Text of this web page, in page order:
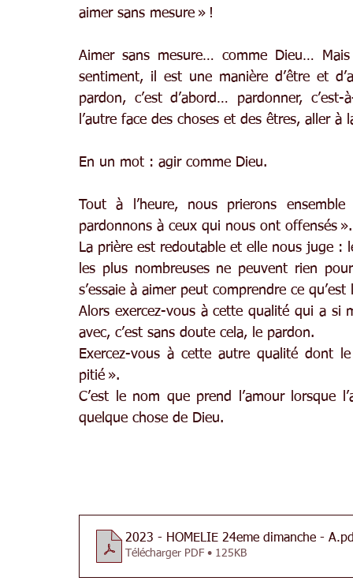
aimer sans mesure » !
Aimer sans mesure… comme Dieu…
sentiment, il est une manière d’être et
pardon, c’est d’abord… pardonner,
l’autre face des choses et des êtres, aller
En un mot : agir comme Dieu.
Tout à l’heure, nous prierons
pardonnons à ceux qui nous ont offensés ».
La prière est redoutable et elle nous juge :
les plus nombreuses ne peuvent rien
s’essaie à aimer peut comprendre ce qu’est
Alors exercez-vous à cette qualité qui a si
avec, c’est sans doute cela, le pardon.
Exercez-vous à cette autre qualité dont
pitié ».
C’est le nom que prend l’amour lorsque
quelque chose de Dieu.
2023 - HOMELIE 24eme dimanche - A
Télécharger PDF • 125KB